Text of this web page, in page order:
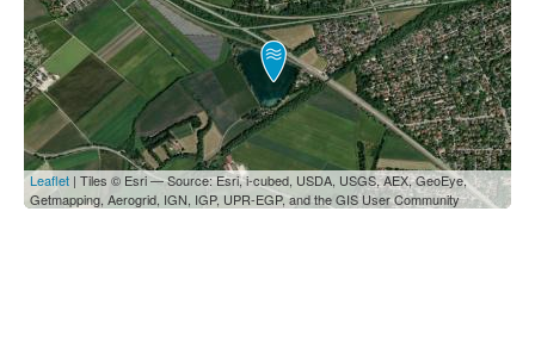
Leaflet | Tiles © Esri — Source: Esri, i-cubed, USDA, USGS, AEX, GeoEye,
Getmapping, Aerogrid, IGN, IGP, UPR-EGP, and the GIS User Community